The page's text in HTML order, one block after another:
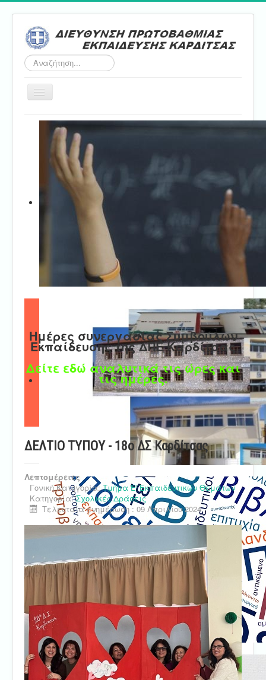
Αναζήτηση...
Εναλλαγή
Αρχική
Τμήμα Α'
Τμήμα Β'
Επικοινωνία
Ημέρες συνεργασίας Συμβούλων
Εκπαίδευσης της ΔΠΕ Καρδίτσας
Δείτε εδώ αναλυτικά τις ώρες και
τις ημέρες.
ΔΕΛΤΙΟ ΤΥΠΟΥ - 18ο ΔΣ Καρδίτσας
Λεπτομέρειες
Γονική Κατηγορία:Τμήμα Ε' Εκπαιδευτικών Θεμάτων
Κατηγορία:Σχολικές Δράσεις
Τελευταία ενημέρωση : 09 Απριλίου 2024